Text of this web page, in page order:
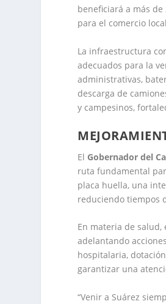
beneficiará a más
para el comercio
La infraestructura
adecuados para la
administrativas,
descarga de
y campesinos,
El Gobernador del
ruta fundamental
placa huella, una
reduciendo tiempos
En materia de
adelantando
hospitalaria,
garantizar una
“Venir a Suárez